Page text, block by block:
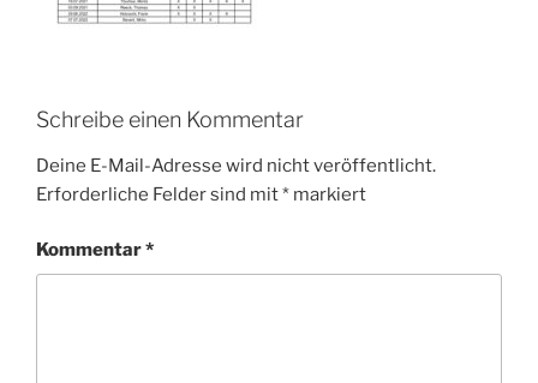
Schreibe einen Kommentar
Deine E-Mail-Adresse wird nicht veröffentlicht.
Erforderliche Felder sind mit* markiert
Kommentar*